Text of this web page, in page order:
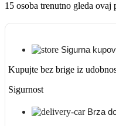
15 osoba trenutno gleda ovaj
Sigurna
Kupujte bez brige iz
Sigurnost
Brza